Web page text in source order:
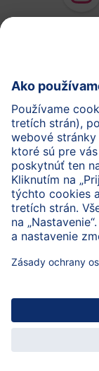
Cookies a
Imprint